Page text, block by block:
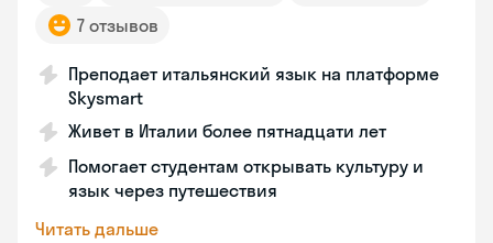
7 отзывов
Преподает итальянский язык на платформе
Skysmart
Живет в Италии более пятнадцати лет
Помогает студентам открывать культуру и
язык через путешествия
Читать дальше